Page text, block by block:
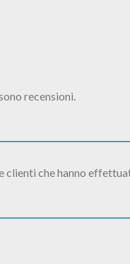
recensioni.
clienti che hanno